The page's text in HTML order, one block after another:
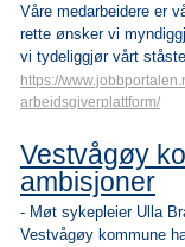
Våre medarbeidere er
rette ønsker vi
vi tydeliggjør vårt
https://
arbeidsgiverplattform/
Vestvågøy
ambisjoner
- Møt sykepleier Ulla
Vestvågøy kommune